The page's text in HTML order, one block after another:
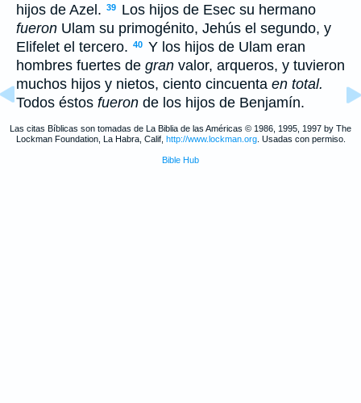
hijos de Azel. 39
Los hijos de Esec su hermano
fueron Ulam su primogénito, Jehús el segundo, y
Elifelet el tercero. 40 Y los hijos de Ulam eran
hombres fuertes de gran valor, arqueros, y tuvieron
muchos hijos y nietos, ciento cincuenta en total.
Todos éstos fueron de los hijos de Benjamín.
Las citas Bíblicas son tomadas de La Biblia de las Américas © 1986, 1995, 1997 by The
Lockman Foundation, La Habra, Calif, http://www.lockman.org. Usadas con permiso.
Bible Hub